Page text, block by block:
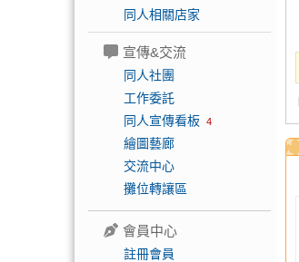
同人相關店家
宣傳&交流
同人社團
工作委託
同人宣傳看板 4
繪圖藝廊
交流中心
攤位轉讓區
會員中心
註冊會員